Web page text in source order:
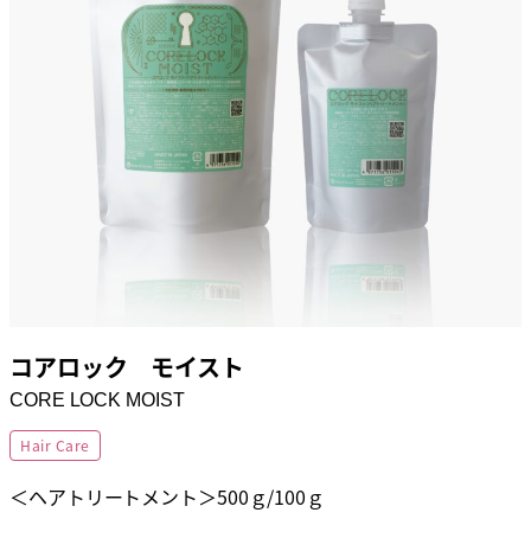
コアロック モイスト
CORE LOCK MOIST
Hair Care
＜ヘアトリートメント＞500ｇ/100ｇ